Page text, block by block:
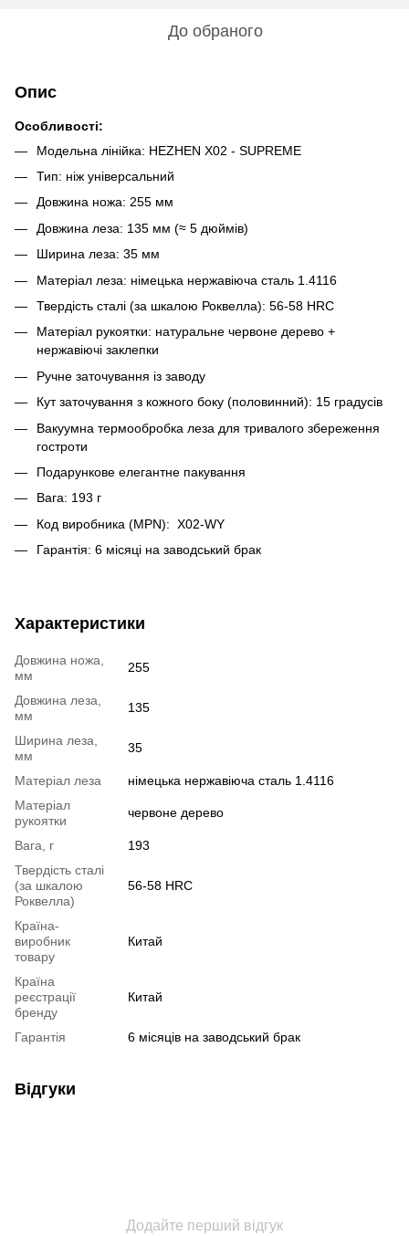
До обраного
Опис
Особливості:
Модельна лінійка: HEZHEN X02 - SUPREME
Тип: ніж універсальний
Довжина ножа: 255 мм
Довжина леза: 135 мм (≈ 5 дюймів)
Ширина леза: 35 мм
Матеріал леза: німецька нержавіюча сталь 1.4116
Твердість сталі (за шкалою Роквелла): 56-58 HRC
Матеріал рукоятки: натуральне червоне дерево +
нержавіючі заклепки
Ручне заточування із заводу
Кут заточування з кожного боку (половинний): 15 градусів
Вакуумна термообробка леза для тривалого збереження
гостроти
Подарункове елегантне пакування
Вага: 193 г
Код виробника (MPN): X02-WY
Гарантія: 6 місяці на заводський брак
Характеристики
Довжина ножа,
мм
255
Довжина леза,
мм
135
Ширина леза,
мм
35
Матеріал леза
німецька нержавіюча сталь 1.4116
Матеріал
рукоятки
червоне дерево
Вага, г
193
Твердість сталі
(за шкалою
Роквелла)
56-58 HRC
Країна-
виробник
товару
Китай
Країна
реєстрації
бренду
Китай
Гарантія 6 місяців на заводський брак
Відгуки
Додайте перший відгук